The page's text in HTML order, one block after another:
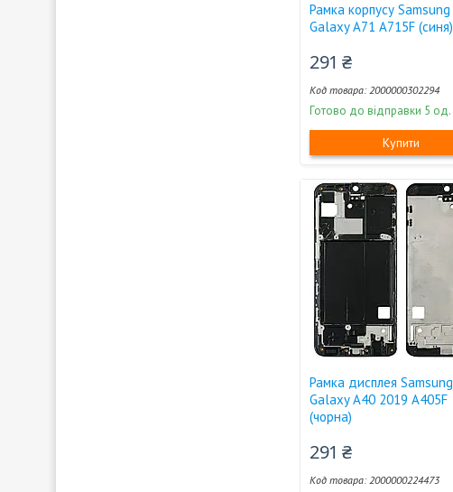
Рамка корпусу Samsung
Galaxy A71 A715F (синя)
291 ₴
2000000302294
Готово до відправки 5 од.
Купити
Рамка дисплея Samsung
Galaxy A40 2019 A405F
(чорна)
291 ₴
2000000224473